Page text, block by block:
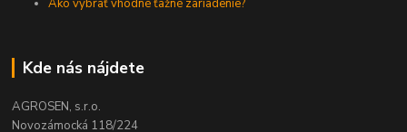
Ako vybrať vhodné ťažné zariadenie?
Kde nás nájdete
AGROSEN, s.r.o.
Novozámocká 118/224